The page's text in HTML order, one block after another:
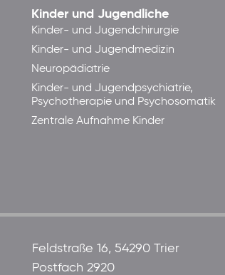
Kinder und Jugendliche
Kinder- und Jugendchirurgie
Kinder- und Jugendmedizin
Neuropädiatrie
Kinder- und Jugendpsychiatrie,
Psychotherapie und Psychosomatik
Zentrale Aufnahme Kinder
Feldstraße 16, 54290 Trier
Postfach 2920